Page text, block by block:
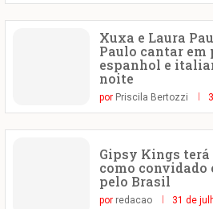
Xuxa e Laura
Paulo cantar em
espanhol e
noite
por Priscila Bertozzi
Gipsy Kings
como
pelo Brasil
por redacao 31 de